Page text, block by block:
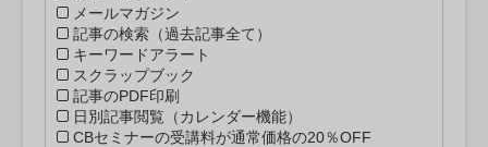
メールマガジン
記事の検索（過去記事全て）
キーワードアラート
スクラップブック
記事のPDF印刷
日別記事閲覧（カレンダー機能）
CBセミナーの受講料が通常価格の20％OFF